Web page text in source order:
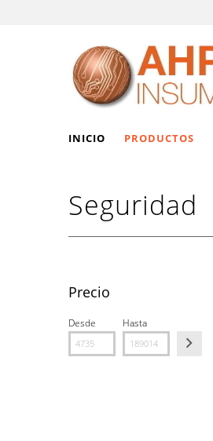
INICIO PRODUCTOS
Seguridad
Precio
Desde Hasta